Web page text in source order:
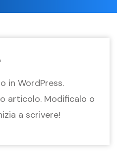
in WordPress.
articolo. Modificalo o
a scrivere!